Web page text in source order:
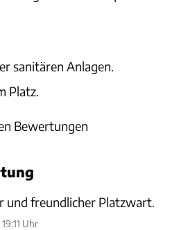
sanitären Anlagen.
Platz.
Bewertungen
und freundlicher Platzwart.
Uhr